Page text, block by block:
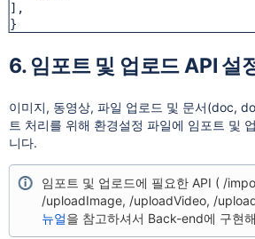
],
}
6. 임포트 및 업로드 API 설
이미지, 동영상, 파일 업로드 및 문서(doc,
트 처리를 위해 환경설정 파일에 임포트 및
니다.
임포트 및 업로드에 필요한 API ( /
/uploadImage, /uploadVideo, /
뉴얼을 참고하셔서 Back-end에 구현